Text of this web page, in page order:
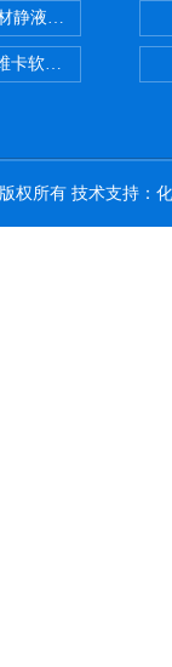
静液压爆破试验机
卡软化点温度测定仪
权所有 技术支持：